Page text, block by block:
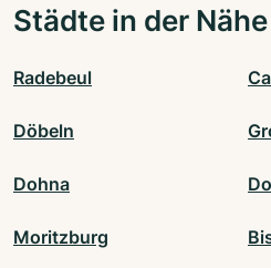
Städte in der Nähe
Radebeul
Döbeln
Dohna
Moritzburg